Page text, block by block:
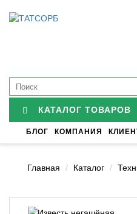
КАТАЛОГ ТОВАРОВ
БЛОГ КОМПАНИЯ
Главная Каталог